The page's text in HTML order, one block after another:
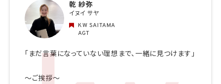
乾 紗弥
イヌイ サヤ
KW SAITAMA
AGT
「まだ言葉になっていない理想まで、一緒に見つけます」
〜ご挨拶〜